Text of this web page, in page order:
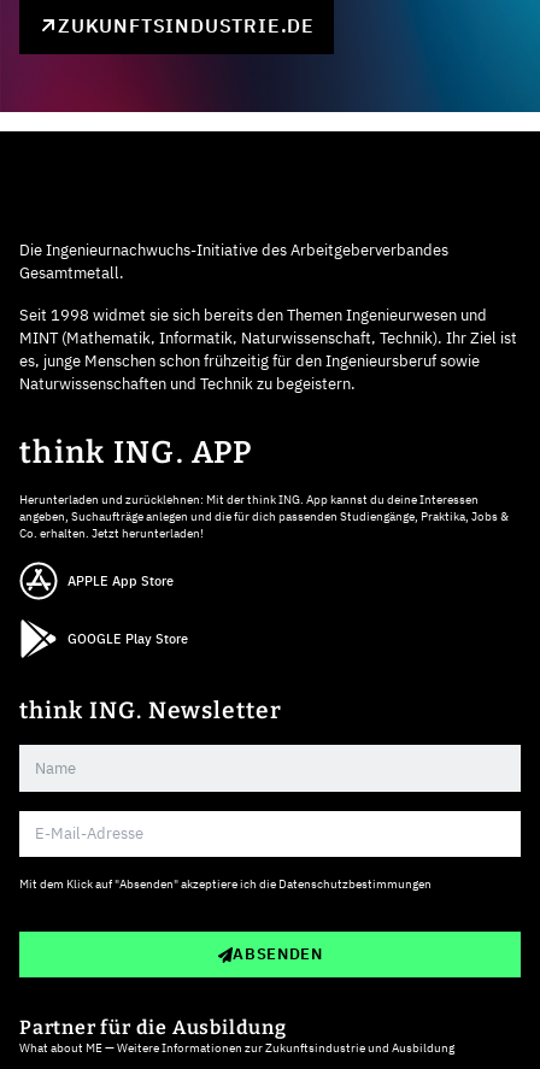
ZUKUNFTSINDUSTRIE.DE
Die Ingenieurnachwuchs-Initiative des Arbeitgeberverbandes
Gesamtmetall.
Seit 1998 widmet sie sich bereits den Themen Ingenieurwesen und
MINT (Mathematik, Informatik, Naturwissenschaft, Technik). Ihr Ziel ist
es, junge Menschen schon frühzeitig für den Ingenieursberuf sowie
Naturwissenschaften und Technik zu begeistern.
think ING. APP
Herunterladen und zurücklehnen: Mit der think ING. App kannst du deine Interessen
angeben, Suchaufträge anlegen und die für dich passenden Studiengänge, Praktika, Jobs &
Co. erhalten. Jetzt herunterladen!
APPLE App Store
GOOGLE Play Store
think ING. Newsletter
Mit dem Klick auf "Absenden" akzeptiere ich die Datenschutzbestimmungen
ABSENDEN
Partner für die Ausbildung
What about ME — Weitere Informationen zur Zukunftsindustrie und Ausbildung